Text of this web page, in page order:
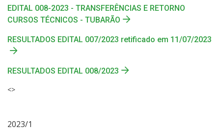
EDITAL 008-2023 - TRANSFERÊNCIAS E RETORNO
CURSOS TÉCNICOS - TUBARÃO
RESULTADOS EDITAL 007/2023 retificado em 11/07/2023
RESULTADOS EDITAL 008/2023
<>
2023/1